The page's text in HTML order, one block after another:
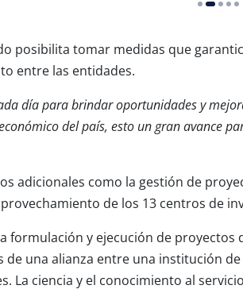
posibilita tomar medidas que
entre las entidades.
día para brindar oportunidades y
del país, esto un gran avance
adicionales como la gestión de
de los 13 centros de
formulación y ejecución de
de una alianza entre una institución
La ciencia y el conocimiento al